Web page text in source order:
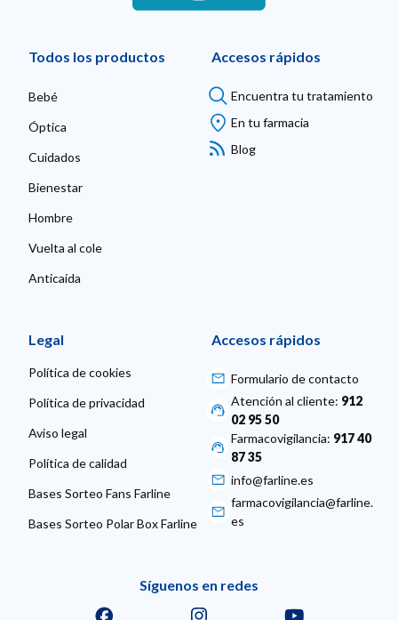
Todos los productos
Bebé
Óptica
Cuidados
Bienestar
Hombre
Vuelta al cole
Anticaída
Accesos rápidos
Encuentra tu tratamiento
En tu farmacia
Blog
Legal
Política de cookies
Política de privacidad
Aviso legal
Política de calidad
Bases Sorteo Fans Farline
Bases Sorteo Polar Box Farline
Síguenos en redes
Accesos rápidos
Formulario de contacto
Atención al cliente: 912
02 95 50
Farmacovigilancia: 917 40
87 35
info@farline.es
farmacovigilancia@farline.
es